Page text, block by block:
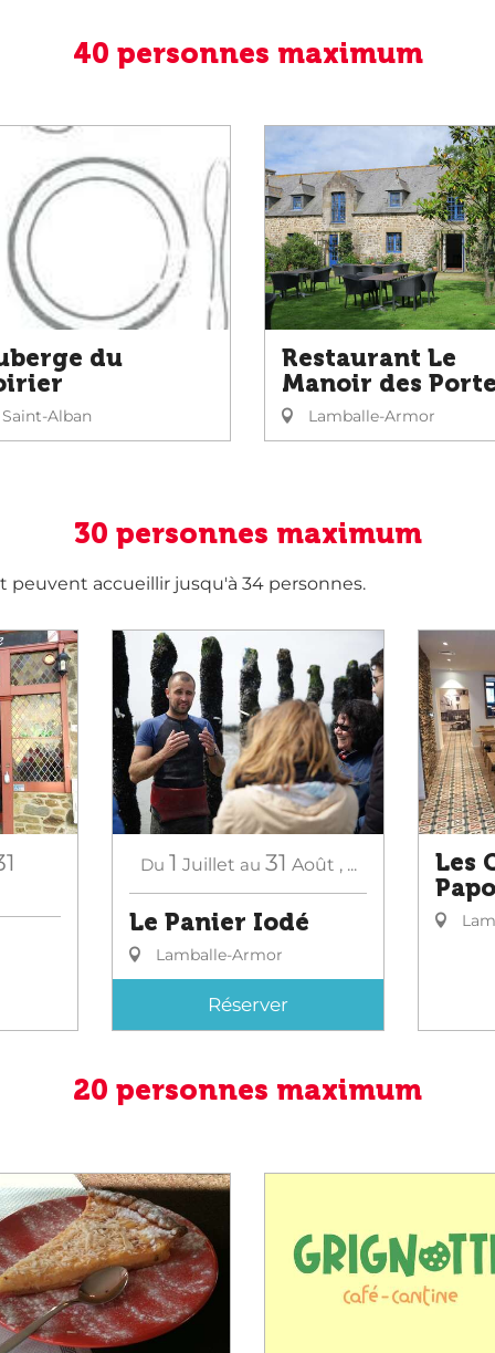
40 personnes maximum
du
Alban
Restaurant Le
Manoir des
Lamballe-Armor
30 personnes maximum
peuvent accueillir jusqu'à 34 personnes.
Du 1 Juillet au 31 Août , ...
Le Panier Iodé
Lamballe-Armor
Réserver
Les
20 personnes maximum